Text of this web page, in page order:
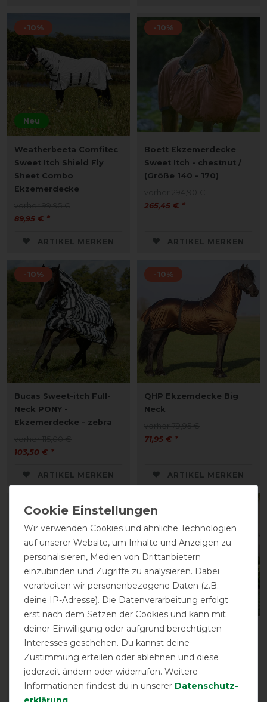
Neu
-10%
Weatherbeeta Comfitec
Sweet Itch Shield Fly
Sheet Combo
Ekzemerdecke
89,95 € *
ARTIKEL MERKEN
-10%
Boett Ekzemerdecke
Sweet Itch - chestnut /
(Größe 140 - 170)
265,45 € *
ARTIKEL MERKEN
-10%
Bucas Sweet-itch Full-
Neck PONY -
Ekzemerdecke - zebra
103,50 € *
ARTIKEL MERKEN
-10%
QHP Ekzemdecke Big
Neck
71,95 € *
ARTIKEL MERKEN
-10%
Boett Ekzemerdecke
Sweet Itch - iceblue
(Größe 125 - 135)
vorher 259,90 €
233,95 € *
-10%
Horseware Amigo Petite
Ripstop Hoody
vorher 119,95 €
107,95 € *
Wir verwenden Cookies und ähnliche Technologien
auf unserer Website, um Inhalte und Anzeigen zu
personalisieren, Medien von Drittanbietern
einzubinden und Zugriffe zu analysieren. Dabei
verarbeiten wir personenbezogene Daten (z.B.
deine IP-Adresse). Die Datenverarbeitung erfolgt
erst nach dem Setzen der Cookies und kann mit
deiner Einwilligung oder aufgrund berechtigten
Interesses geschehen. Du kannst deine
Zustimmung erteilen oder ablehnen und diese
jederzeit ändern oder widerrufen. Weitere
Informationen findest du in unserer Daten­schutz­